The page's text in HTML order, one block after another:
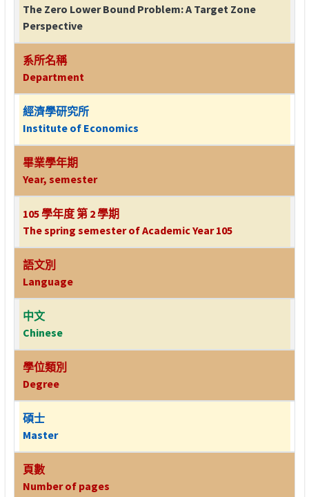
The Zero Lower Bound Problem: A Target Zone
Perspective
系所名稱
Department
經濟學研究所
Institute of Economics
畢業學年期
Year, semester
105 學年度 第 2 學期
The spring semester of Academic Year 105
語文別
Language
中文
Chinese
學位類別
Degree
碩士
Master
頁數
Number of pages